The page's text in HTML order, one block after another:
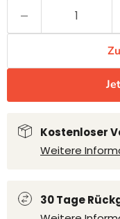
Kostenloser
Weitere
30 Tage